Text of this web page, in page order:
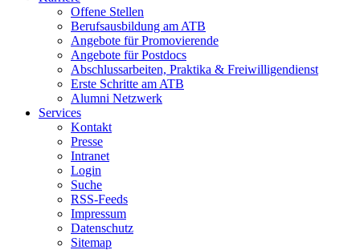
Offene Stellen
Berufsausbildung am ATB
Angebote für Promovierende
Angebote für Postdocs
Abschlussarbeiten, Praktika & Freiwilligendienst
Erste Schritte am ATB
Alumni Netzwerk
Services
Kontakt
Presse
Intranet
Login
Suche
RSS-Feeds
Impressum
Datenschutz
Sitemap